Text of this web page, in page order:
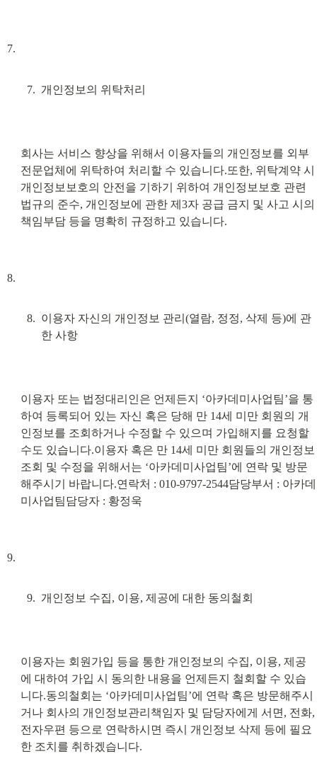
개인정보의 위탁처리
회사는 서비스 향상을 위해서 이용자들의 개인정보를 외부
전문업체에 위탁하여 처리할 수 있습니다.또한, 위탁계약 시
개인정보보호의 안전을 기하기 위하여 개인정보보호 관련
법규의 준수, 개인정보에 관한 제3자 공급 금지 및 사고 시의
책임부담 등을 명확히 규정하고 있습니다.
이용자 자신의 개인정보 관리(열람, 정정, 삭제 등)에 관
한 사항
이용자 또는 법정대리인은 언제든지 ‘아카데미사업팀’을 통
하여 등록되어 있는 자신 혹은 당해 만 14세 미만 회원의 개
인정보를 조회하거나 수정할 수 있으며 가입해지를 요청할
수도 있습니다.이용자 혹은 만 14세 미만 회원들의 개인정보
조회 및 수정을 위해서는 ‘아카데미사업팀’에 연락 및 방문
해주시기 바랍니다.연락처 : 010-9797-2544담당부서 : 아카데
미사업팀담당자 : 황정욱
개인정보 수집, 이용, 제공에 대한 동의철회
이용자는 회원가입 등을 통한 개인정보의 수집, 이용, 제공
에 대하여 가입 시 동의한 내용을 언제든지 철회할 수 있습
니다.동의철회는 ‘아카데미사업팀’에 연락 혹은 방문해주시
거나 회사의 개인정보관리책임자 및 담당자에게 서면, 전화,
전자우편 등으로 연락하시면 즉시 개인정보 삭제 등에 필요
한 조치를 취하겠습니다.